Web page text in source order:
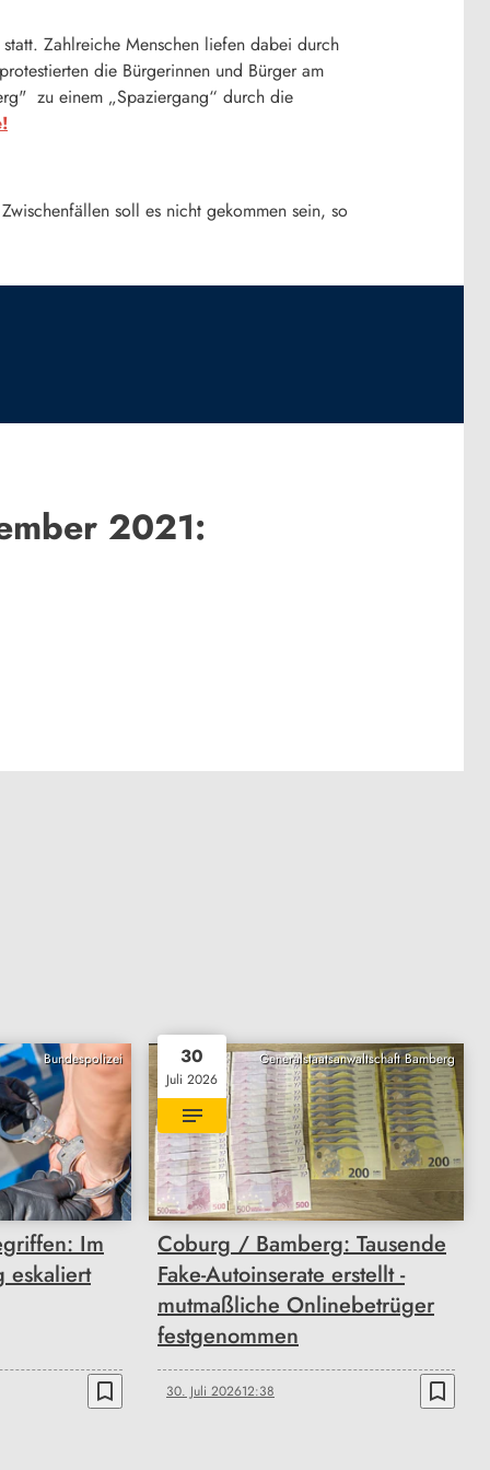
Zahlreiche Menschen liefen dabei durch
die Bürgerinnen und Bürger am
zu einem „Spaziergang“ durch die
soll es nicht gekommen sein, so
2021:
Bundespolizei
Im
eskaliert
bookmark_border
Generalstaatsanwaltschaft Bamberg
30
Juli 2026
Coburg / Bamberg: Tausende
Fake-Autoinserate erstellt -
mutmaßliche Onlinebetrüger
festgenommen
30. Juli 202612:38 bookmark_border